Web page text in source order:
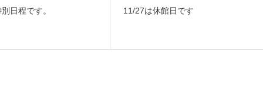
日程です。 11/27は休館日です